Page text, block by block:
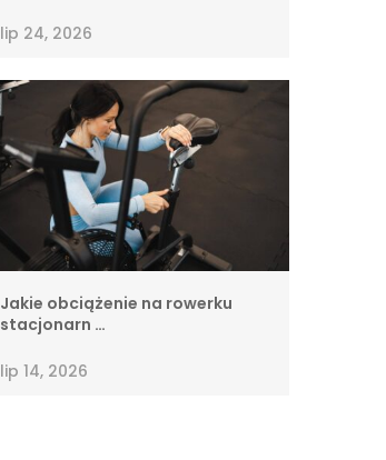
lip 24, 2026
Jakie obciążenie na rowerku
stacjonarn …
lip 14, 2026